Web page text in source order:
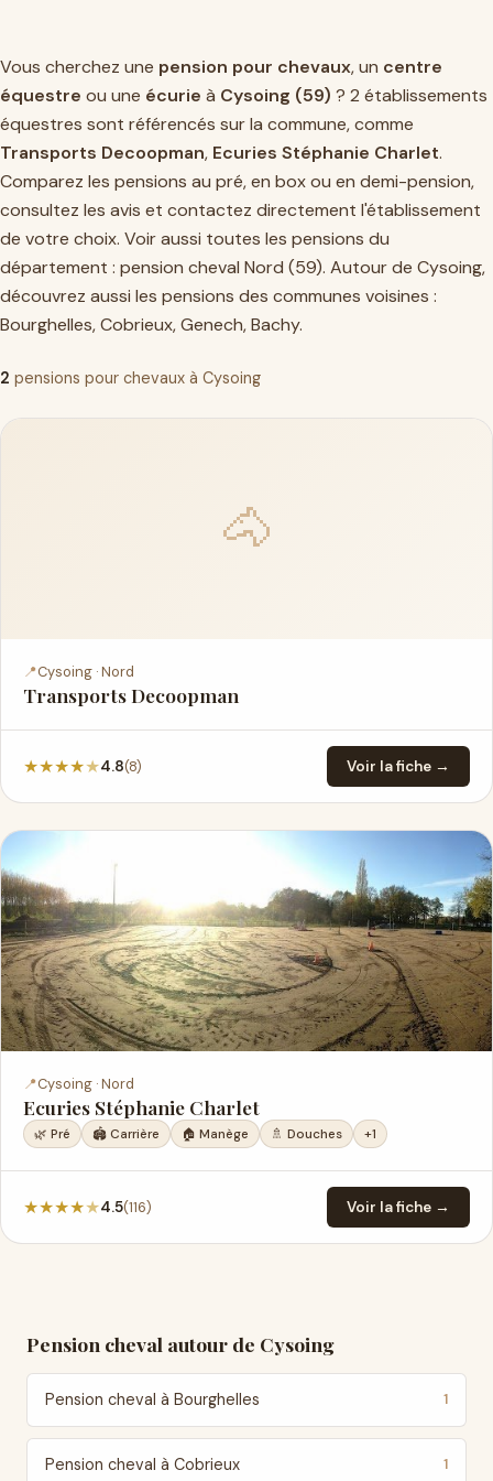
Vous cherchez une pension pour chevaux, un centre
équestre ou une écurie à Cysoing (59) ? 2 établissements
équestres sont référencés sur la commune, comme
Transports Decoopman, Ecuries Stéphanie Charlet.
Comparez les pensions au pré, en box ou en demi-pension,
consultez les avis et contactez directement l'établissement
de votre choix. Voir aussi toutes les pensions du
département : pension cheval Nord (59). Autour de Cysoing,
découvrez aussi les pensions des communes voisines :
Bourghelles,Cobrieux,Genech,Bachy.
2 pensions pour chevaux à Cysoing
🐴
📍Cysoing · Nord
Transports Decoopman
★★★★★4.8(8) Voir la fiche →
📍Cysoing · Nord
Ecuries Stéphanie Charlet
🌿 Pré 🏟️ Carrière 🏠 Manège 🚿 Douches +1
★★★★★4.5(116) Voir la fiche →
Pension cheval autour de Cysoing
Pension cheval à Bourghelles 1
Pension cheval à Cobrieux 1